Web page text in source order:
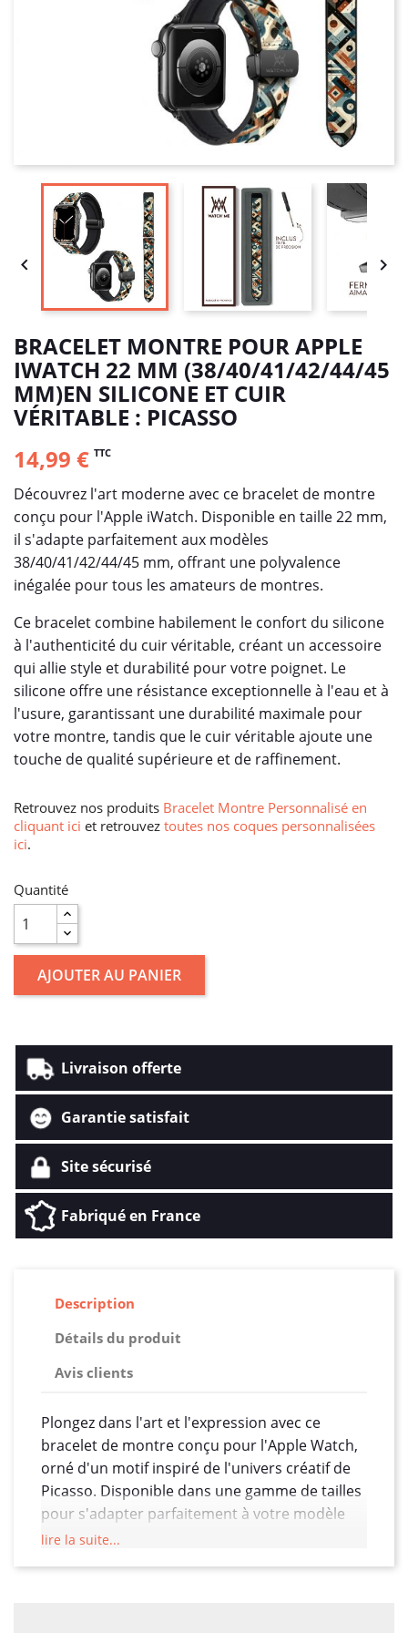
 
BRACELET MONTRE POUR APPLE
IWATCH 22 MM (38/40/41/42/44/45
MM)EN SILICONE ET CUIR
VÉRITABLE : PICASSO
14,99 € TTC
Découvrez l'art moderne avec ce bracelet de montre
conçu pour l'Apple iWatch. Disponible en taille 22 mm,
il s'adapte parfaitement aux modèles
38/40/41/42/44/45 mm, offrant une polyvalence
inégalée pour tous les amateurs de montres.
Ce bracelet combine habilement le confort du silicone
à l'authenticité du cuir véritable, créant un accessoire
qui allie style et durabilité pour votre poignet. Le
silicone offre une résistance exceptionnelle à l'eau et à
l'usure, garantissant une durabilité maximale pour
votre montre, tandis que le cuir véritable ajoute une
touche de qualité supérieure et de raffinement.
Retrouvez nos produits Bracelet Montre Personnalisé en
cliquant ici et retrouvez toutes nos coques personnalisées
ici.
Quantité
AJOUTER AU PANIER
Livraison offerte
Garantie satisfait
Site sécurisé
Fabriqué en France
Description
Détails du produit
Avis clients
Plongez dans l'art et l'expression avec ce
bracelet de montre conçu pour l'Apple Watch,
orné d'un motif inspiré de l'univers créatif de
Picasso. Disponible dans une gamme de tailles
pour s'adapter parfaitement à votre modèle
(38/40/41/42/44/45 mm), ce bracelet de 22 mm
lire la suite...